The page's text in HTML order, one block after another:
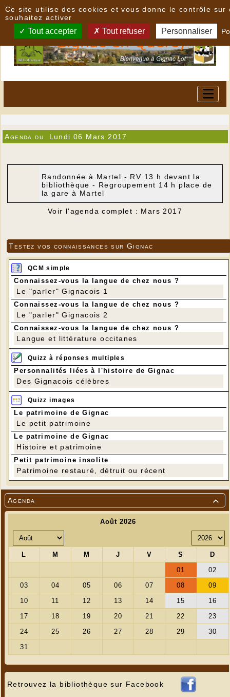

Agenda
Retrouvez la bibliothèque sur Facebook
Agenda du Lundi 06 Mars 2017
Randonnée à Martel - RV 13 h devant la
bibliothèque - Regroupement 14 h place de
la gare à Martel
Voir l'agenda complet : Mars 2017
Testez vos connaissances sur Gignac
QCM simple
Connaissez-vous la langue de chez nous ?
Le "parler" Gignacois 1
Connaissez-vous la langue de chez nous ?
Le "parler" Gignacois 2
Connaissez-vous la langue de chez nous ?
Langue et littérature occitanes
Quizz à réponses multiples
Personnalités liées à l'histoire de Gignac
Des Gignacois célèbres
Quizz images
Le patrimoine de Gignac
Le petit patrimoine
Le patrimoine de Gignac
Histoire et patrimoine
Petit patrimoine insolite
Patrimoine restauré, détruit ou récent
Ce site utilise des cookies et vous donne le contrôle sur
souhaitez activer
Tout accepter Tout refuser Personnaliser